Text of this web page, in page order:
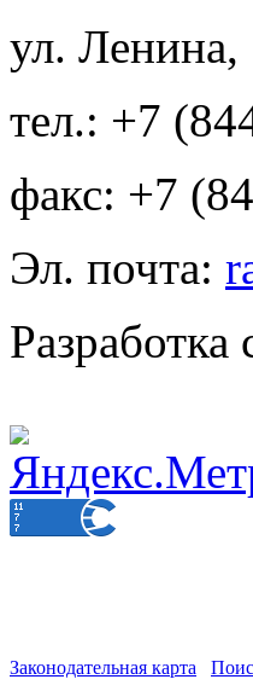
ул.
тел.: +7
факс: +7
Эл. почта:
Законодательная карта